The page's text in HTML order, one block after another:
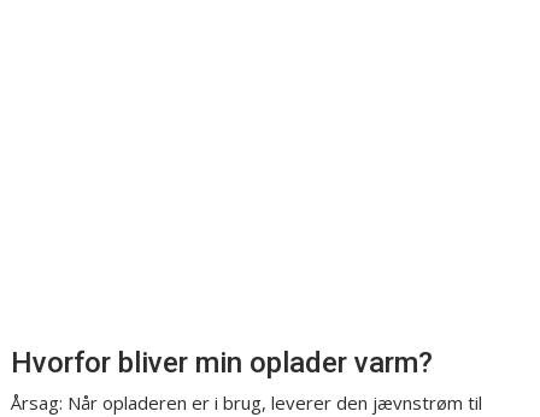
Hvorfor bliver min oplader varm?
Årsag: Når opladeren er i brug, leverer den jævnstrøm til